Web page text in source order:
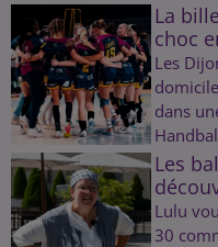
La
choc
Les
dans
Les
Lulu
30